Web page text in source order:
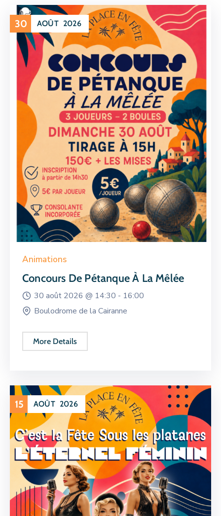
30 AOÛT 2026
Animations
Concours De Pétanque À La Mêlée
30 août 2026 @ 14:30 - 16:00
Boulodrome de la Cairanne
More Details
15 AOÛT 2026